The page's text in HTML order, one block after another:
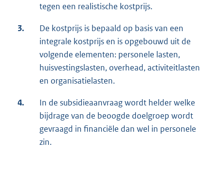
tegen een realistische kostprijs.
3.
De kostprijs is bepaald op basis van een
integrale kostprijs en is opgebouwd uit de
volgende elementen: personele lasten,
huisvestingslasten, overhead, activiteitlasten
en organisatielasten.
4.
In de subsidieaanvraag wordt helder welke
bijdrage van de beoogde doelgroep wordt
gevraagd in financiële dan wel in personele
zin.